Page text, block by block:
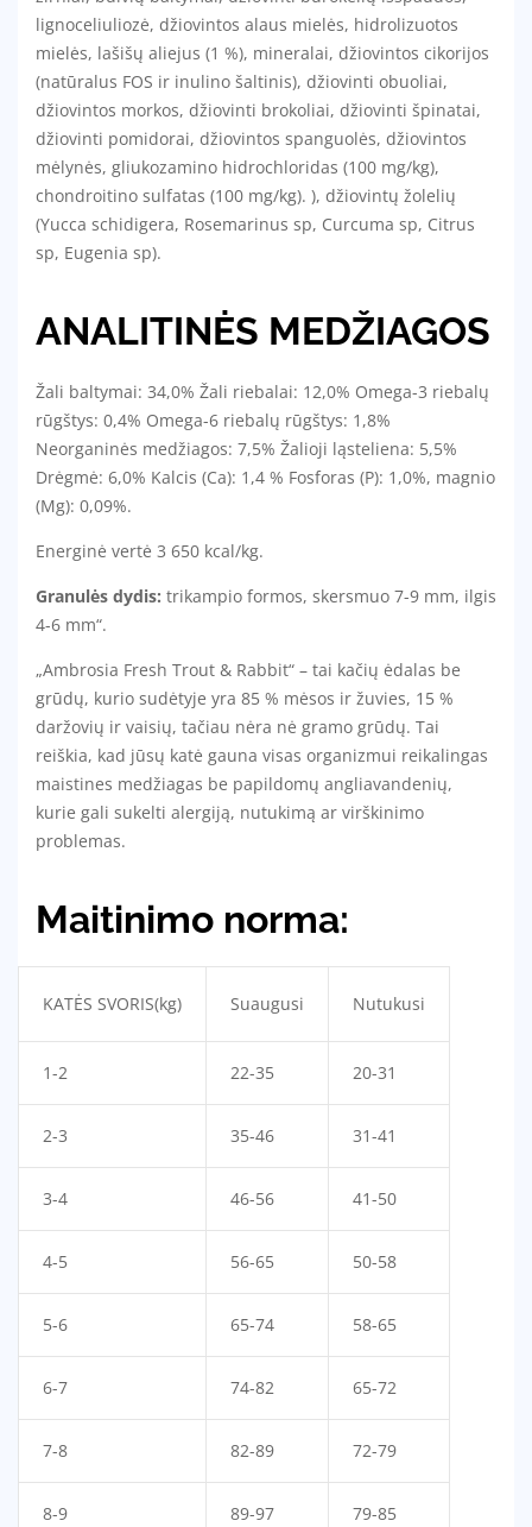
lignoceliuliozė, džiovintos alaus mielės, hidrolizuotos
mielės, lašišų aliejus (1 %), mineralai, džiovintos cikorijos
(natūralus FOS ir inulino šaltinis), džiovinti obuoliai,
džiovintos morkos, džiovinti brokoliai, džiovinti špinatai,
džiovinti pomidorai, džiovintos spanguolės, džiovintos
mėlynės, gliukozamino hidrochloridas (100 mg/kg),
chondroitino sulfatas (100 mg/kg). ), džiovintų žolelių
(Yucca schidigera, Rosemarinus sp, Curcuma sp, Citrus
sp, Eugenia sp).
ANALITINĖS MEDŽIAGOS
Žali baltymai: 34,0% Žali riebalai: 12,0% Omega-3 riebalų
rūgštys: 0,4% Omega-6 riebalų rūgštys: 1,8%
Neorganinės medžiagos: 7,5% Žalioji ląsteliena: 5,5%
Drėgmė: 6,0% Kalcis (Ca): 1,4 % Fosforas (P): 1,0%, magnio
(Mg): 0,09%.
Energinė vertė 3 650 kcal/kg.
Granulės dydis: trikampio formos, skersmuo 7-9 mm, ilgis
4-6 mm“.
„Ambrosia Fresh Trout & Rabbit“ – tai kačių ėdalas be
grūdų, kurio sudėtyje yra 85 % mėsos ir žuvies, 15 %
daržovių ir vaisių, tačiau nėra nė gramo grūdų. Tai
reiškia, kad jūsų katė gauna visas organizmui reikalingas
maistines medžiagas be papildomų angliavandenių,
kurie gali sukelti alergiją, nutukimą ar virškinimo
problemas.
Maitinimo norma:
KATĖS SVORIS(kg) Suaugusi Nutukusi
1-2 22-35 20-31
2-3 35-46 31-41
3-4 46-56 41-50
4-5 56-65 50-58
5-6 65-74 58-65
6-7 74-82 65-72
7-8 82-89 72-79
8-9 89-97 79-85